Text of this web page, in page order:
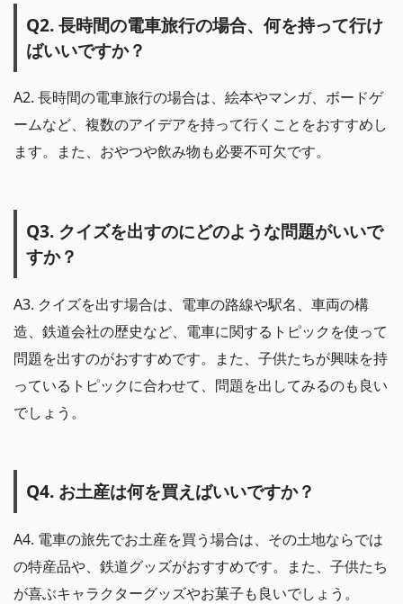
Q2. 長時間の電車旅行の場合、何を持って行け
ばいいですか？
A2. 長時間の電車旅行の場合は、絵本やマンガ、ボードゲ
ームなど、複数のアイデアを持って行くことをおすすめし
ます。また、おやつや飲み物も必要不可欠です。
Q3. クイズを出すのにどのような問題がいいで
すか？
A3. クイズを出す場合は、電車の路線や駅名、車両の構
造、鉄道会社の歴史など、電車に関するトピックを使って
問題を出すのがおすすめです。また、子供たちが興味を持
っているトピックに合わせて、問題を出してみるのも良い
でしょう。
Q4. お土産は何を買えばいいですか？
A4. 電車の旅先でお土産を買う場合は、その土地ならでは
の特産品や、鉄道グッズがおすすめです。また、子供たち
が喜ぶキャラクターグッズやお菓子も良いでしょう。